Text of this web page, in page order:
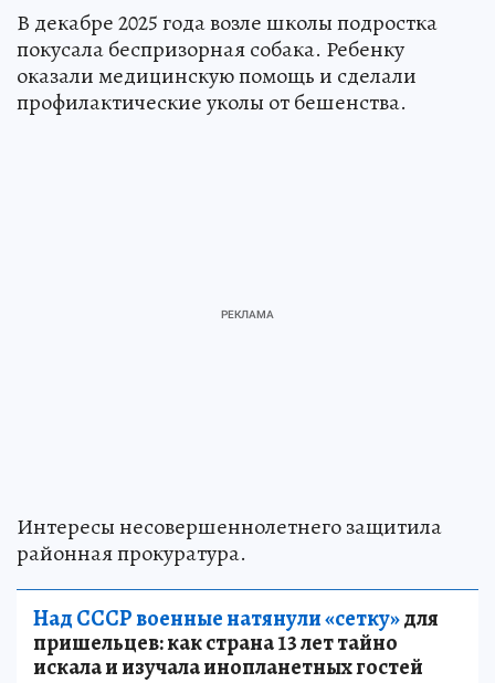
В декабре 2025 года возле школы подростка
покусала беспризорная собака. Ребенку
оказали медицинскую помощь и сделали
профилактические уколы от бешенства.
Интересы несовершеннолетнего защитила
районная прокуратура.
Над СССР военные натянули «сетку»для
пришельцев: как страна 13 лет тайно
искала и изучала инопланетных гостей